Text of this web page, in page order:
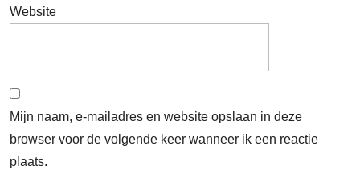
Website
Mijn naam, e-mailadres en website opslaan in deze
browser voor de volgende keer wanneer ik een reactie
plaats.